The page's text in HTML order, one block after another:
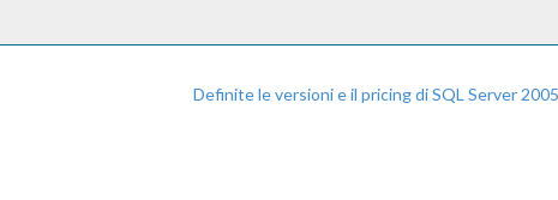
Definite le versioni e il pricing di SQL Server